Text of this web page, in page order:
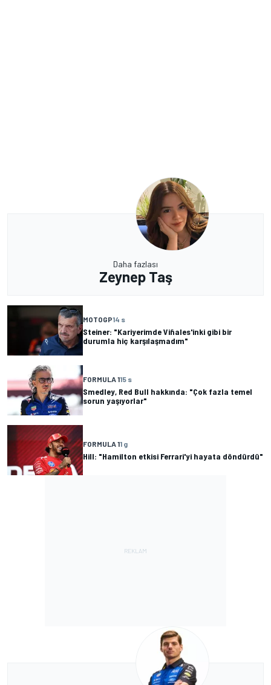
Daha fazlası
Zeynep Taş
MOTOGP14 s
Steiner: "Kariyerimde Viñales'inki gibi bir
durumla hiç karşılaşmadım"
FORMULA 115 s
Smedley, Red Bull hakkında: "Çok fazla temel
sorun yaşıyorlar"
FORMULA 11 g
Hill: "Hamilton etkisi Ferrari'yi hayata döndürdü"